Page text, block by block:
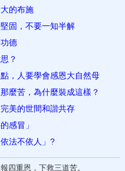
的布施
固，不要一知半解
德
？
，人要學會感恩大自然母
麼苦，為什麼裝成這樣？
美的世間和諧共存
感冒」
法不依人」?
四重恩，下救三道苦。